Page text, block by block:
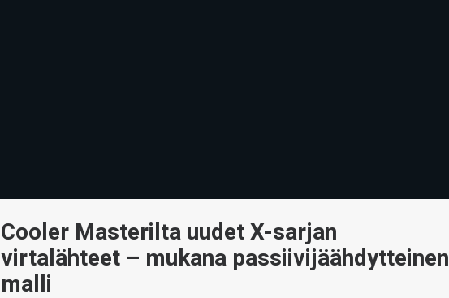
Cooler Masterilta uudet X-sarjan
virtalähteet – mukana passiivijäähdytteinen
malli